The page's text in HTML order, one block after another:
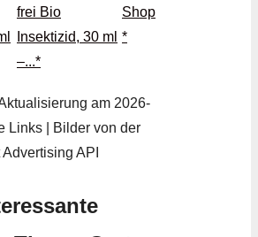
frei Bio
Insektizid, 30 ml
–...*
Shop
*
am 2026-
Links | Bilder von der
API